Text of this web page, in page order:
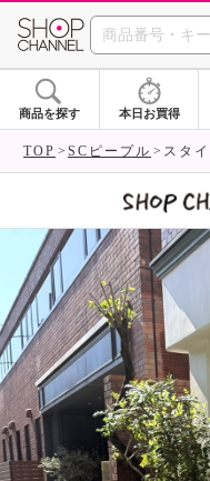
商品を探す 本日お買得
TOP SCピープル スタ